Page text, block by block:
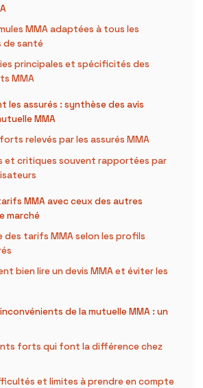
MMA adaptées à tous les
de santé
principales et spécificités des
MMA
les assurés : synthèse des avis
MMA
relevés par les assurés MMA
et critiques souvent rapportées par
MMA avec ceux des autres
marché
des tarifs MMA selon les profils
bien lire un devis MMA et éviter les
de la mutuelle MMA : un
forts qui font la différence chez
et limites à prendre en compte